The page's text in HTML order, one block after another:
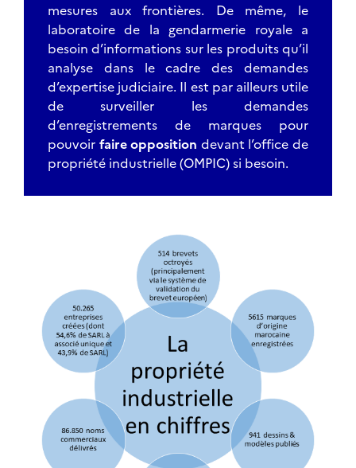
mesures aux frontières. De même, le
laboratoire de la gendarmerie royale a
besoin d’informations sur les produits qu’il
analyse dans le cadre des demandes
d’expertise judiciaire. Il est par ailleurs utile
de surveiller les demandes
d’enregistrements de marques pour
pouvoir faire opposition devant l’office de
propriété industrielle (OMPIC) si besoin.